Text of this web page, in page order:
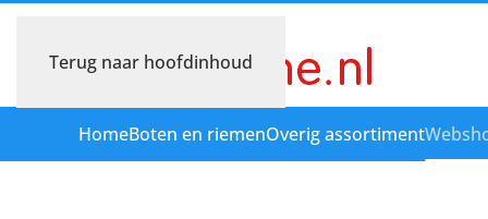
Terug naar hoofdinhoud
HomeBoten en riemenOverig assortiment